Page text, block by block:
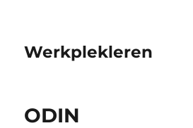
Werkplekleren
ODIN